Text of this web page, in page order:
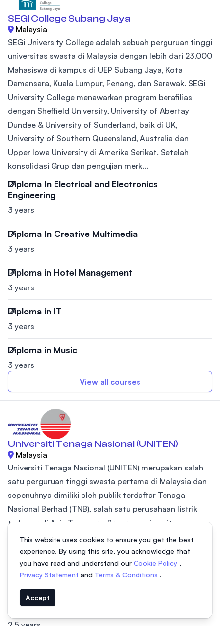
SEGI College Subang Jaya
Malaysia
SEGi University College adalah sebuah perguruan tinggi
universitas swasta di Malaysia dengan lebih dari 23.000
Mahasiswa di kampus di UEP Subang Jaya, Kota
Damansara, Kuala Lumpur, Penang, dan Sarawak. SEGi
University College menawarkan program berafiliasi
dengan Sheffield University, University of Abertay
Dundee & University of Sunderland, baik di UK,
University of Southern Queensland, Australia dan
Upper Iowa University di Amerika Serikat. Setelah
konsolidasi Grup dan pengujian merk...
Diploma In Electrical and Electronics
Engineering
3 years
Diploma In Creative Multimedia
3 years
Diploma in Hotel Management
3 years
Diploma in IT
3 years
Diploma in Music
3 years
View all courses
Universiti Tenaga Nasional (UNITEN)
Malaysia
Universiti Tenaga Nasional (UNITEN) merupakan salah
satu perguruan tinggi swasta pertama di Malaysia dan
sepenuhnya dimiliki oleh publik terdaftar Tenaga
Nasional Berhad (TNB), salah satu perusahaan listrik
terbesar di Asia Tenggara. Program universitas yang
berfokus pada teknik, teknologi informasi, bisnis dan
bidang terkait. UNITEN bangga pada kemampuannya
untuk berbaur dan mengajarkan soft skill di bidang
teknologi teknik, informasi atau pengetahuan bisnis
manajemen untuk mahasiswa. Hal...
Diploma in Computer Science
This website uses cookies to ensure you get the best
experience. By using this site, you acknowledge that
you have read and understand our Cookie Policy ,
Privacy Statement and Terms & Conditions .
Accept